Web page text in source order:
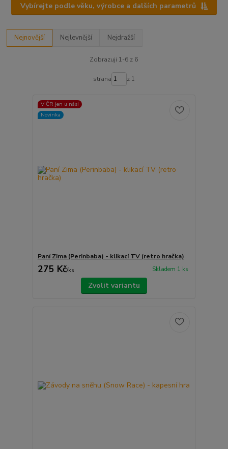
Vybírejte podle věku, výrobce a dalších parametrů
Nejnovější Nejlevnější Nejdražší
Zobrazuji 1-6 z 6
strana z 1
V ČR jen u nás!
Novinka
Paní Zima (Perinbaba) - klikací TV (retro hračka)
275 Kč/ks Skladem 1 ks
Zvolit variantu